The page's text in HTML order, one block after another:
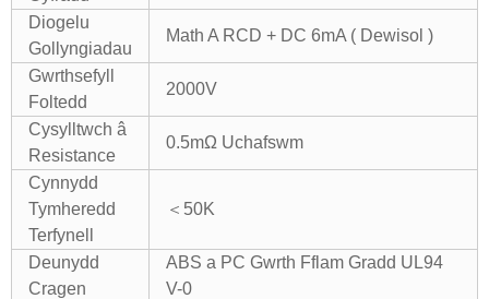
Diogelu
Gollyngiadau
Math A RCD + DC 6mA ( Dewisol )
Gwrthsefyll
Foltedd
2000V
Cysylltwch â
Resistance
0.5mΩ Uchafswm
Cynnydd
Tymheredd
Terfynell
＜50K
Deunydd
Cragen
ABS a PC Gwrth Fflam Gradd UL94
V-0